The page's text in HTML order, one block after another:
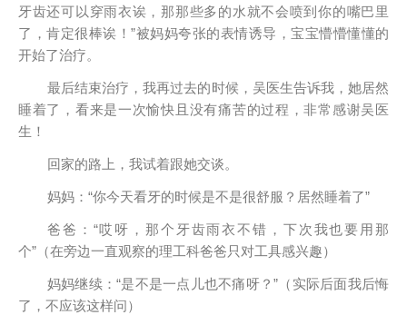
牙齿还可以穿雨衣诶，那那些多的水就不会喷到你的嘴巴里
了，肯定很棒诶！”被妈妈夸张的表情诱导，宝宝懵懵懂懂的
开始了治疗。
最后结束治疗，我再过去的时候，吴医生告诉我，她居然
睡着了，看来是一次愉快且没有痛苦的过程，非常感谢吴医
生！
回家的路上，我试着跟她交谈。
妈妈：“你今天看牙的时候是不是很舒服？居然睡着了”
爸爸：“哎呀，那个牙齿雨衣不错，下次我也要用那
个”（在旁边一直观察的理工科爸爸只对工具感兴趣）
妈妈继续：“是不是一点儿也不痛呀？”（实际后面我后悔
了，不应该这样问）